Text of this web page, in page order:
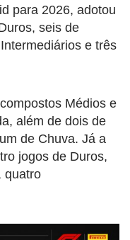
para 2026, adotou
seis de
e três
Médios e
além de dois de
de Chuva. Já a
jogos de Duros,
quatro